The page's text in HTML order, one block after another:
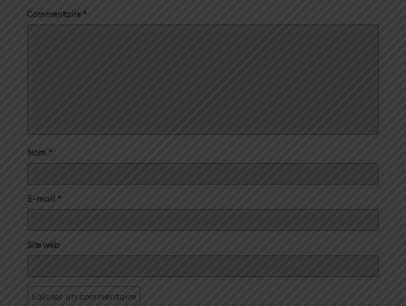
Commentaire *
Nom *
E-mail *
Site web